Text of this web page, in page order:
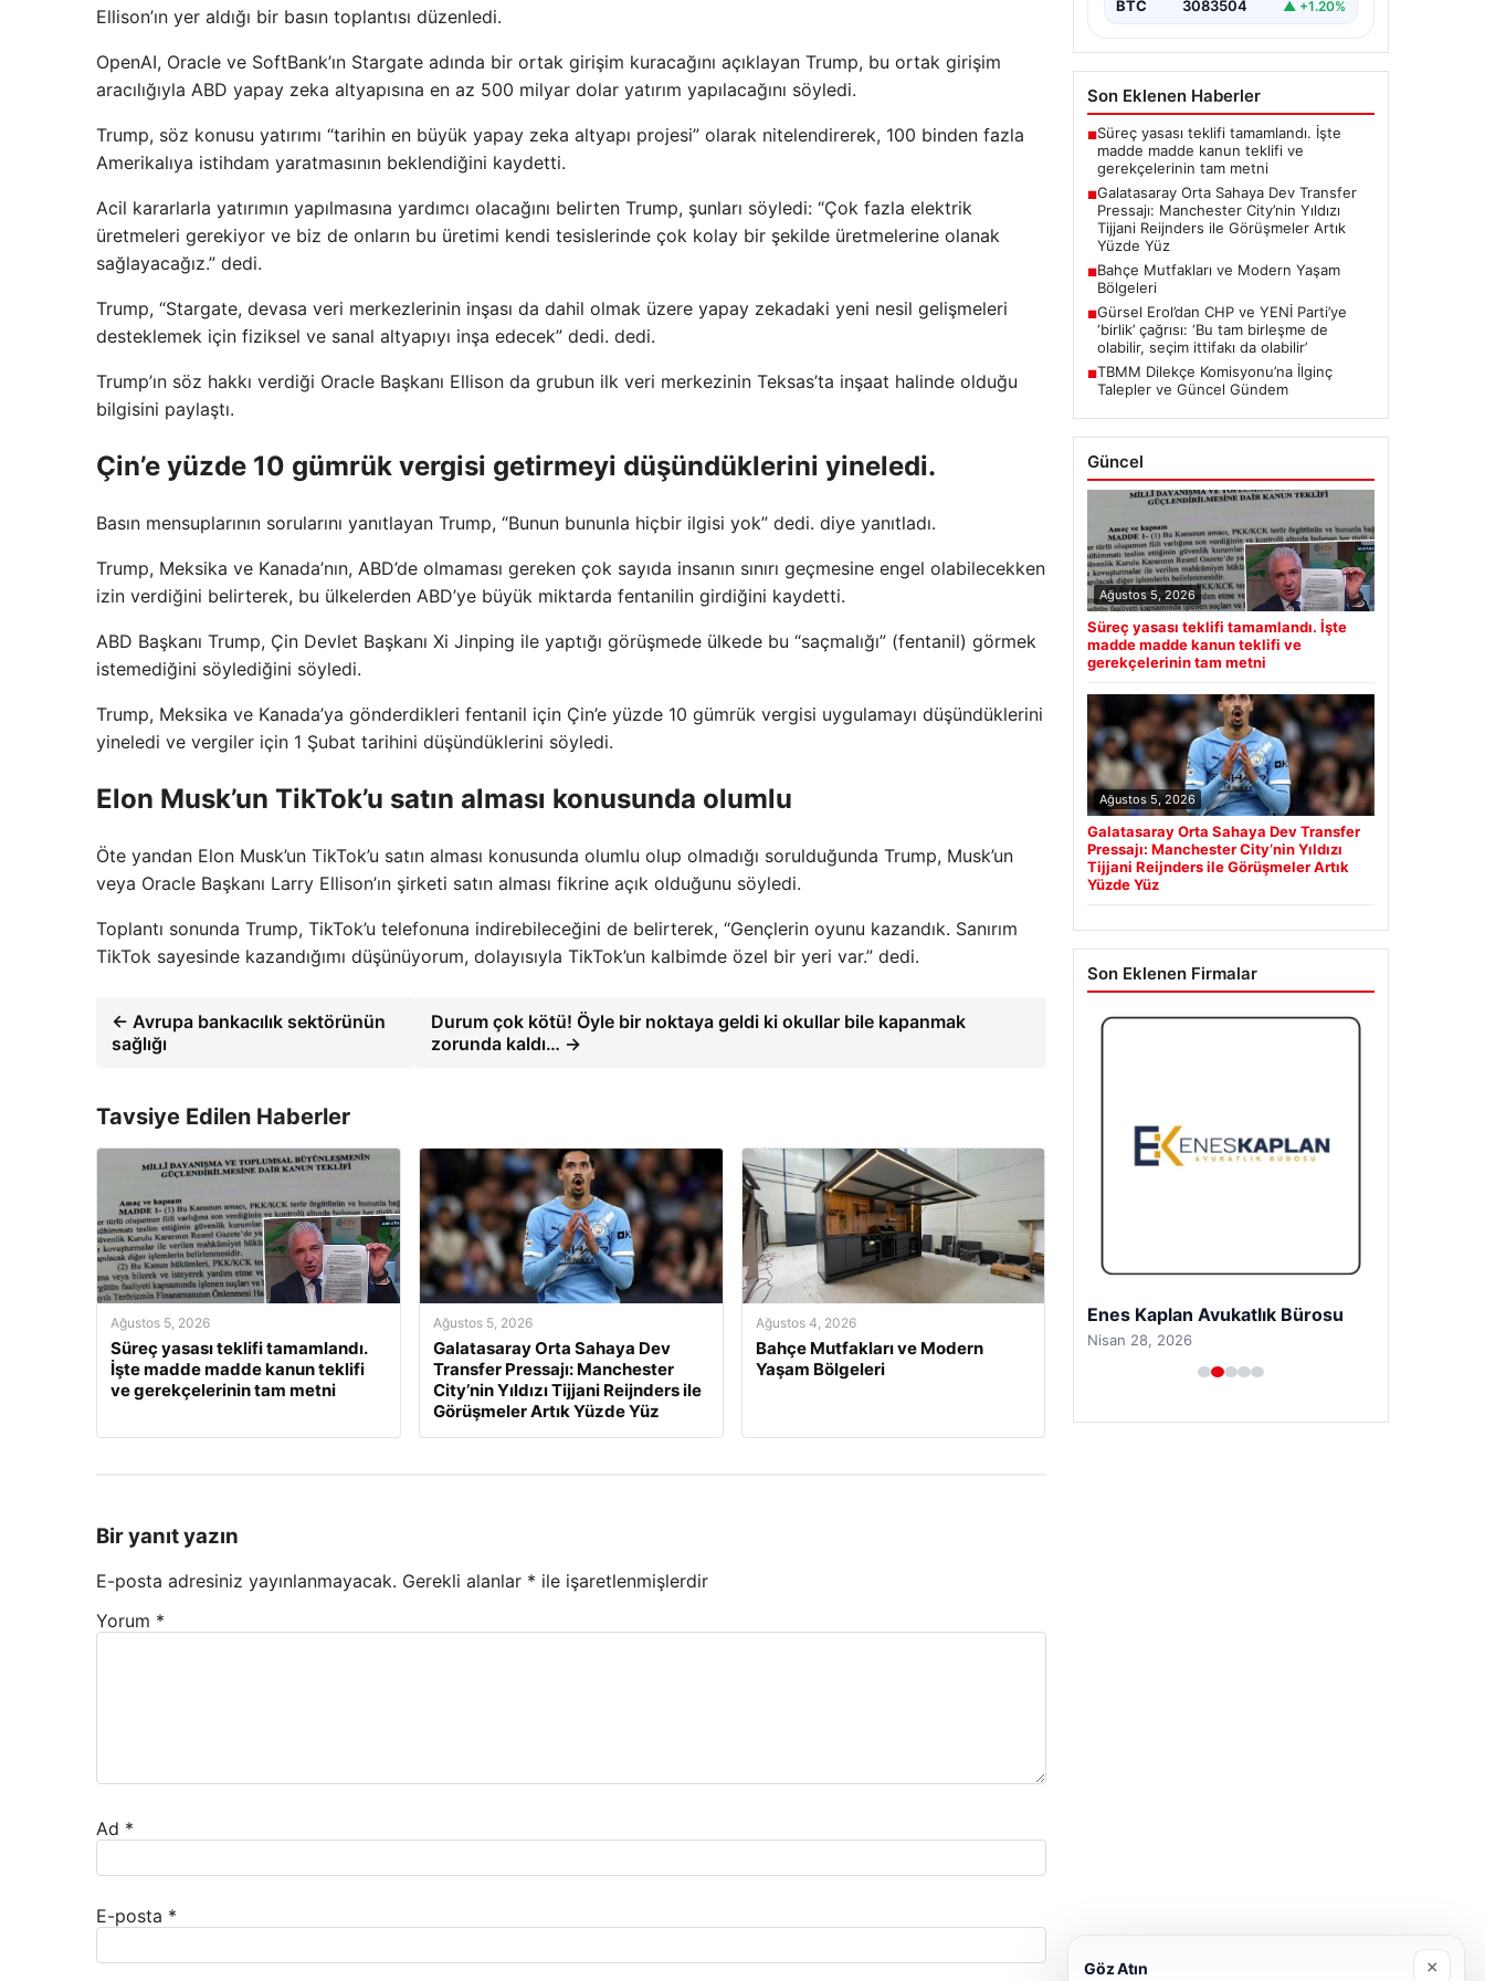
Ellison’ın yer aldığı bir basın toplantısı düzenledi.
OpenAI, Oracle ve SoftBank’ın Stargate adında bir ortak girişim kuracağını açıklayan Trump, bu ortak girişim
aracılığıyla ABD yapay zeka altyapısına en az 500 milyar dolar yatırım yapılacağını söyledi.
Trump, söz konusu yatırımı “tarihin en büyük yapay zeka altyapı projesi” olarak nitelendirerek, 100 binden fazla
Amerikalıya istihdam yaratmasının beklendiğini kaydetti.
Acil kararlarla yatırımın yapılmasına yardımcı olacağını belirten Trump, şunları söyledi: “Çok fazla elektrik
üretmeleri gerekiyor ve biz de onların bu üretimi kendi tesislerinde çok kolay bir şekilde üretmelerine olanak
sağlayacağız.” dedi.
Trump, “Stargate, devasa veri merkezlerinin inşası da dahil olmak üzere yapay zekadaki yeni nesil gelişmeleri
desteklemek için fiziksel ve sanal altyapıyı inşa edecek” dedi. dedi.
Trump’ın söz hakkı verdiği Oracle Başkanı Ellison da grubun ilk veri merkezinin Teksas’ta inşaat halinde olduğu
bilgisini paylaştı.
Çin’e yüzde 10 gümrük vergisi getirmeyi düşündüklerini yineledi.
Basın mensuplarının sorularını yanıtlayan Trump, “Bunun bununla hiçbir ilgisi yok” dedi. diye yanıtladı.
Trump, Meksika ve Kanada’nın, ABD’de olmaması gereken çok sayıda insanın sınırı geçmesine engel olabilecekken
izin verdiğini belirterek, bu ülkelerden ABD’ye büyük miktarda fentanilin girdiğini kaydetti.
ABD Başkanı Trump, Çin Devlet Başkanı Xi Jinping ile yaptığı görüşmede ülkede bu “saçmalığı” (fentanil) görmek
istemediğini söylediğini söyledi.
Trump, Meksika ve Kanada’ya gönderdikleri fentanil için Çin’e yüzde 10 gümrük vergisi uygulamayı düşündüklerini
yineledi ve vergiler için 1 Şubat tarihini düşündüklerini söyledi.
Elon Musk’un TikTok’u satın alması konusunda olumlu
Öte yandan Elon Musk’un TikTok’u satın alması konusunda olumlu olup olmadığı sorulduğunda Trump, Musk’un
veya Oracle Başkanı Larry Ellison’ın şirketi satın alması fikrine açık olduğunu söyledi.
Toplantı sonunda Trump, TikTok’u telefonuna indirebileceğini de belirterek, “Gençlerin oyunu kazandık. Sanırım
TikTok sayesinde kazandığımı düşünüyorum, dolayısıyla TikTok’un kalbimde özel bir yeri var.” dedi.
← Avrupa bankacılık sektörünün
sağlığı
Durum çok kötü! Öyle bir noktaya geldi ki okullar bile kapanmak
zorunda kaldı… →
Tavsiye Edilen Haberler
Ağustos 5, 2026
Süreç yasası teklifi tamamlandı.
İşte madde madde kanun teklifi
ve gerekçelerinin tam metni
Ağustos 5, 2026
Galatasaray Orta Sahaya Dev
Transfer Pressajı: Manchester
City’nin Yıldızı Tijjani Reijnders ile
Görüşmeler Artık Yüzde Yüz
Ağustos 4, 2026
Bahçe Mutfakları ve Modern
Yaşam Bölgeleri
Bir yanıt yazın
E-posta adresiniz yayınlanmayacak. Gerekli alanlar * ile işaretlenmişlerdir
Yorum *
Ad *
E-posta *
bölgesine güçlü bir takviye
BTC 3083504 ▲ +1.20%
Son Eklenen Haberler
■Süreç yasası teklifi tamamlandı. İşte
madde madde kanun teklifi ve
gerekçelerinin tam metni
■Galatasaray Orta Sahaya Dev Transfer
Pressajı: Manchester City’nin Yıldızı
Tijjani Reijnders ile Görüşmeler Artık
Yüzde Yüz
■Bahçe Mutfakları ve Modern Yaşam
Bölgeleri
■Gürsel Erol’dan CHP ve YENİ Parti’ye
‘birlik’ çağrısı: ‘Bu tam birleşme de
olabilir, seçim ittifakı da olabilir’
■TBMM Dilekçe Komisyonu’na İlginç
Talepler ve Güncel Gündem
Güncel
Ağustos 5, 2026
Süreç yasası teklifi tamamlandı. İşte
madde madde kanun teklifi ve
gerekçelerinin tam metni
Ağustos 5, 2026
Galatasaray Orta Sahaya Dev Transfer
Pressajı: Manchester City’nin Yıldızı
Tijjani Reijnders ile Görüşmeler Artık
Yüzde Yüz
Son Eklenen Firmalar
Enes Kaplan Avukatlık Bürosu
Nisan 28, 2026
Göz Atın ×